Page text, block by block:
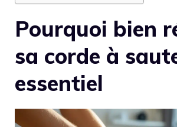
Pourquoi bien
sa corde à
essentiel